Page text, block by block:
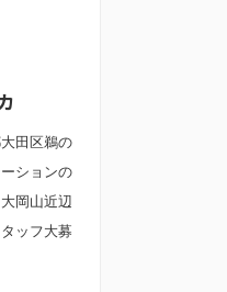
田区鵜の
ションの
岡山近辺
ッフ大募